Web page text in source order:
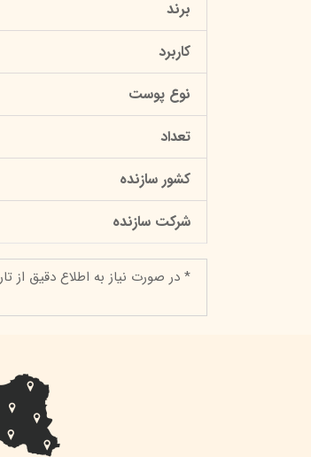
برند
کاربرد
نوع پوست
تعداد
کشور سازنده
شرکت سازنده
* در صورت نیاز به اطلاع دقیق از